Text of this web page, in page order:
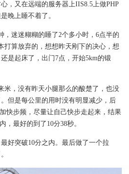
，又在远端的服务器上IIS8.5上做PHP
晚上睡不着了。
，迷迷糊糊的睡了2个多小时，6点半的
打算放弃的，想想昨天刚下的决心，想
是起床了，出门7点，开始5km的锻
米，没有昨天小腿那么的酸楚了，也没
但是每公里的用时没有明显减少，后
快步频，尽量让自己快步走起来，结果
，最好的到了10分38秒。
好突破10分之内。最后做了一个拉